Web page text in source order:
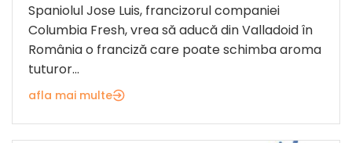
Spaniolul Jose Luis, francizorul companiei
Columbia Fresh, vrea să aducă din Valladoid în
România o franciză care poate schimba aroma
tuturor...
afla mai multe